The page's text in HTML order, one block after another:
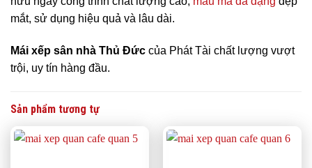
mắt, sử dụng hiệu quả và lâu dài.
Mái xếp sân nhà Thủ Đức của Phát Tài chất lượng vượt
trội, uy tín hàng đầu.
Sản phẩm tương tự